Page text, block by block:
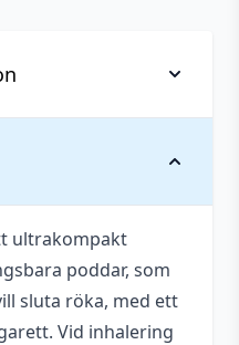
ultrakompakt
poddar, som
sluta röka, med ett
Vid inhalering